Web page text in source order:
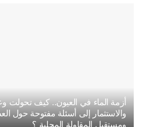
أزمة الماء في العيون.. كيف تحولت
والاستثمار إلى أسئلة مفتوحة حول
ومستقبل المقاولة المحلية ؟